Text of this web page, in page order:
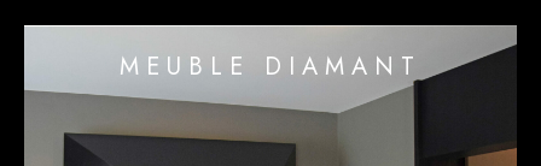
MEUBLE DIAMANT